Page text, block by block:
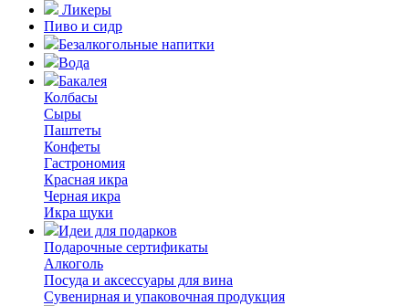
Ликеры
Пиво и сидр
Безалкогольные напитки
Вода
Бакалея
Колбасы
Сыры
Паштеты
Конфеты
Гастрономия
Красная икра
Черная икра
Икра щуки
Идеи для подарков
Подарочные сертификаты
Алкоголь
Посуда и аксессуары для вина
Сувенирная и упаковочная продукция